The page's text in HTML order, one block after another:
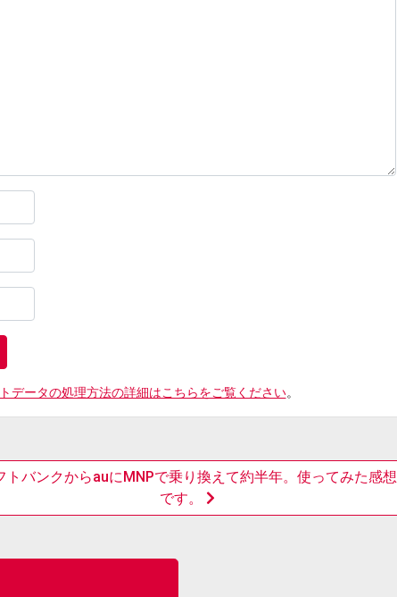
データの処理方法の詳細はこちらをご覧ください。
トバンクからauにMNPで乗り換えて約半年。使ってみた感想
です。